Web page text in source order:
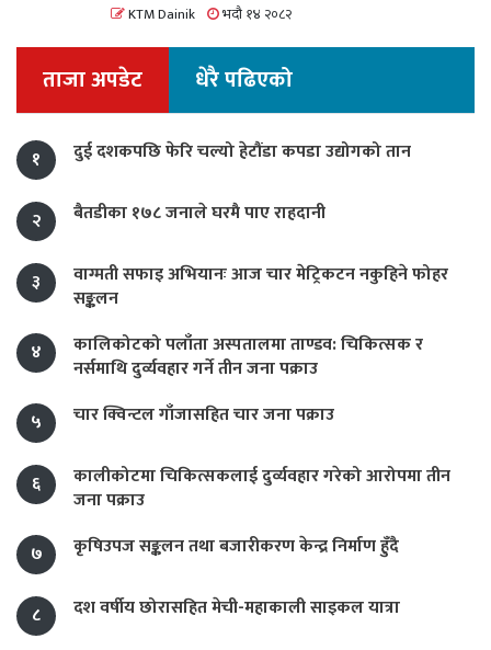
KTM Dainik भदौ १४ २०८२
ताजा अपडेट धेरै पढिएको
१ दुई दशकपछि फेरि चल्यो हेटौंडा कपडा उद्योगको तान
२ बैतडीका १७८ जनाले घरमै पाए राहदानी
३
वाग्मती सफाइ अभियानः आज चार मेट्रिकटन नकुहिने फोहर
सङ्कलन
४
कालिकोटको पलाँता अस्पतालमा ताण्डव: चिकित्सक र
नर्समाथि दुर्व्यवहार गर्ने तीन जना पक्राउ
५
चार क्विन्टल गाँजासहित चार जना पक्राउ
६
कालीकोटमा चिकित्सकलाई दुर्व्यवहार गरेको आरोपमा तीन
जना पक्राउ
७
कृषिउपज सङ्कलन तथा बजारीकरण केन्द्र निर्माण हुँदै
८ दश वर्षीय छोरासहित मेची-महाकाली साइकल यात्रा